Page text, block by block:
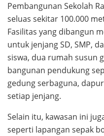
Pembangunan Sekolah
seluas sekitar 100.000
Fasilitas yang dibangun
untuk jenjang SD, SMP,
siswa, dua rumah susun
bangunan pendukung
gedung serbaguna,
setiap jenjang.
Selain itu, kawasan ini
seperti lapangan sepak